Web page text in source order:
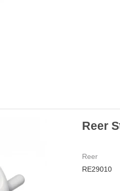
Reer
Reer
RE29010